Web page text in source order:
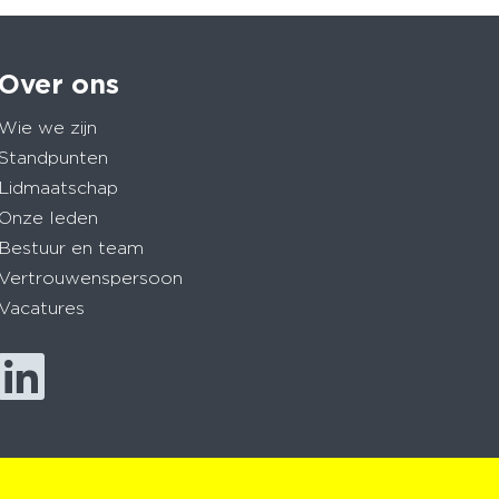
Over ons
Wie we zijn
Standpunten
Lidmaatschap
Onze leden
Bestuur en team
Vertrouwenspersoon
Vacatures